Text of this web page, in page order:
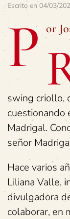
Escrito en 04/03/
P or
swing criollo,
cuestionando
Madrigal.
señor
Hace varios
Liliana Valle,
divulgadora
colaborar, en